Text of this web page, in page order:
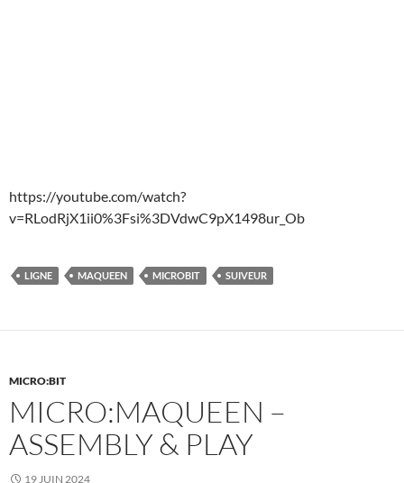
https://youtube.com/watch?
v=RLodRjX1ii0%3Fsi%3DVdwC9pX1498ur_Ob
LIGNE MAQUEEN MICROBIT SUIVEUR
MICRO:BIT
MICRO:MAQUEEN –
ASSEMBLY & PLAY
19 JUIN 2024